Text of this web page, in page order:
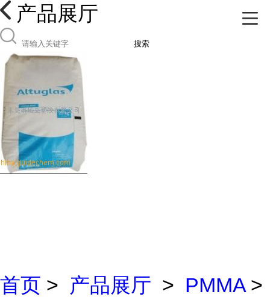
产品展厅
搜索
首页 > 产品展厅 > PMMA >